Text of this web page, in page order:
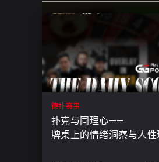
德扑赛事
扑克与同理心——
牌桌上的情绪洞察与人性